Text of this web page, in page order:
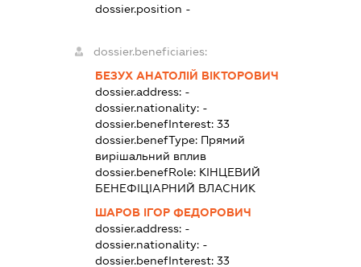
dossier.position -
dossier.beneficiaries:
БЕЗУХ АНАТОЛІЙ ВІКТОРОВИЧ
dossier.address: -
dossier.nationality: -
dossier.benefInterest: 33
dossier.benefType: Прямий
вирішальний вплив
dossier.benefRole: КІНЦЕВИЙ
БЕНЕФІЦІАРНИЙ ВЛАСНИК
ШАРОВ ІГОР ФЕДОРОВИЧ
dossier.address: -
dossier.nationality: -
dossier.benefInterest: 33